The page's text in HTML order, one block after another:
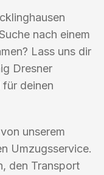
nach einem
Lass uns dir
Dresner
für deinen
unserem
Umzugsservice.
den Transport